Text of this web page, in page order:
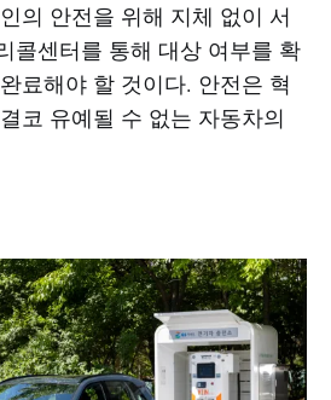
의 안전을 위해 지체 없이 서
콜센터를 통해 대상 여부를 확
료해야 할 것이다. 안전은 혁
코 유예될 수 없는 자동차의